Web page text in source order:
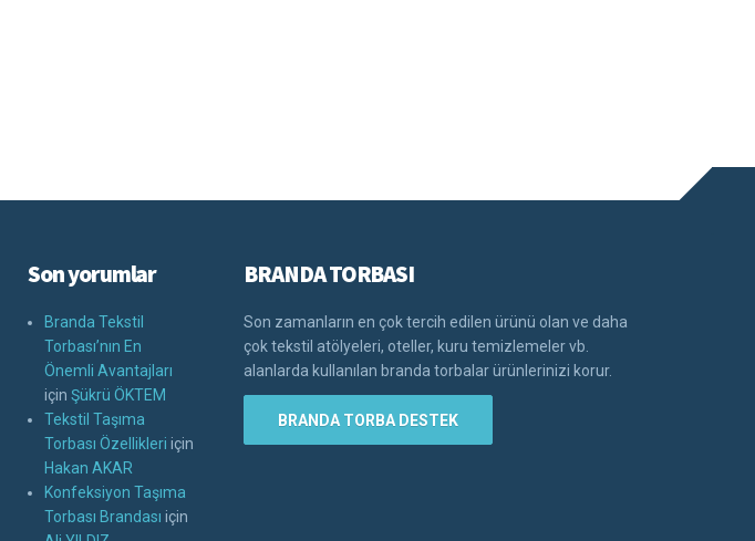
Son yorumlar
Branda Tekstil
Torbası’nın En
Önemli Avantajları
için Şükrü ÖKTEM
Tekstil Taşıma
Torbası Özellikleri için
Hakan AKAR
Konfeksiyon Taşıma
Torbası Brandası için
BRANDA TORBASI
Son zamanların en çok tercih edilen ürünü olan ve daha
çok tekstil atölyeleri, oteller, kuru temizlemeler vb.
alanlarda kullanılan branda torbalar ürünlerinizi korur.
BRANDA TORBA DESTEK